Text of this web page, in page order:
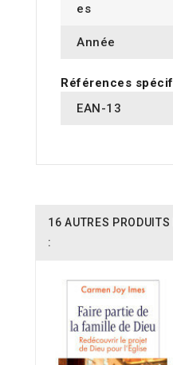
es
Année
Références
EAN-13
16 AUTRES
: